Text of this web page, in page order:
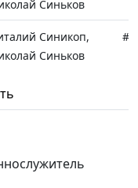
Синьков
Синикоп,
Синьков
Синьков